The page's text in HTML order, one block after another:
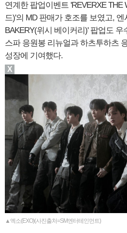
연계한 팝업이벤트 'REVERXE THE
드)'의 MD 판매가 호조를 보였고, 엔
BAKERY(위시 베이커리)' 팝업도 우
스파 응원봉 리뉴얼과 하츠투하츠
성장에 기여했다.
▲엑소(EXO)(사진출처=SM엔터테인먼트)
X